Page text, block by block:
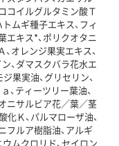
コイルグルタミン酸Ｔ
ムギ種子エキス、フィ
エキス*、ポリクオタニ
オレンジ果実エキス、
、ダマスクバラ花水エ
果実油、グリセリン、
、ティーツリー葉油、
ニサルビア花／葉／茎
化Ｋ、パルマローザ油、
フルア樹脂油、アルギ
ムクロリド、セイロン